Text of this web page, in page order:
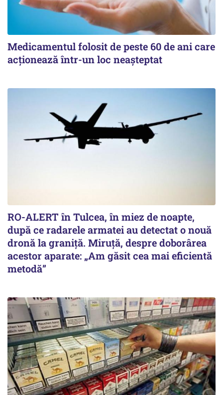
Medicamentul folosit de peste 60 de ani care
acționează într-un loc neașteptat
RO-ALERT în Tulcea, în miez de noapte,
după ce radarele armatei au detectat o nouă
dronă la graniță. Miruță, despre doborârea
acestor aparate: „Am găsit cea mai eficientă
metodă”